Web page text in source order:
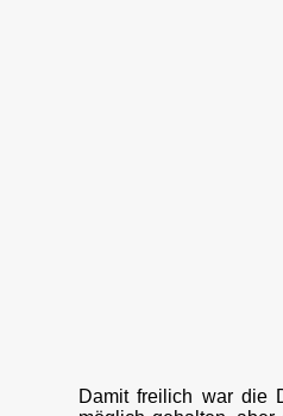
Damit freilich war die